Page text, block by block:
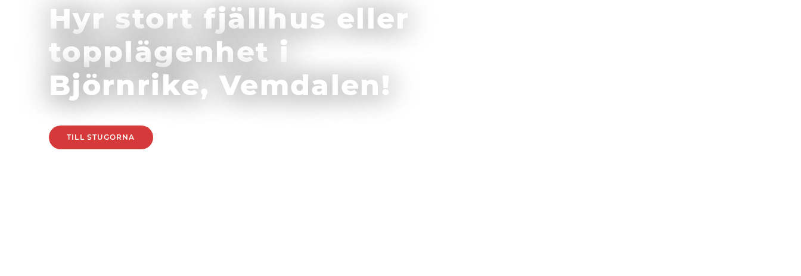
Hyr stort fjällhus eller
topplägenhet i
Björnrike, Vemdalen!
TILL STUGORNA